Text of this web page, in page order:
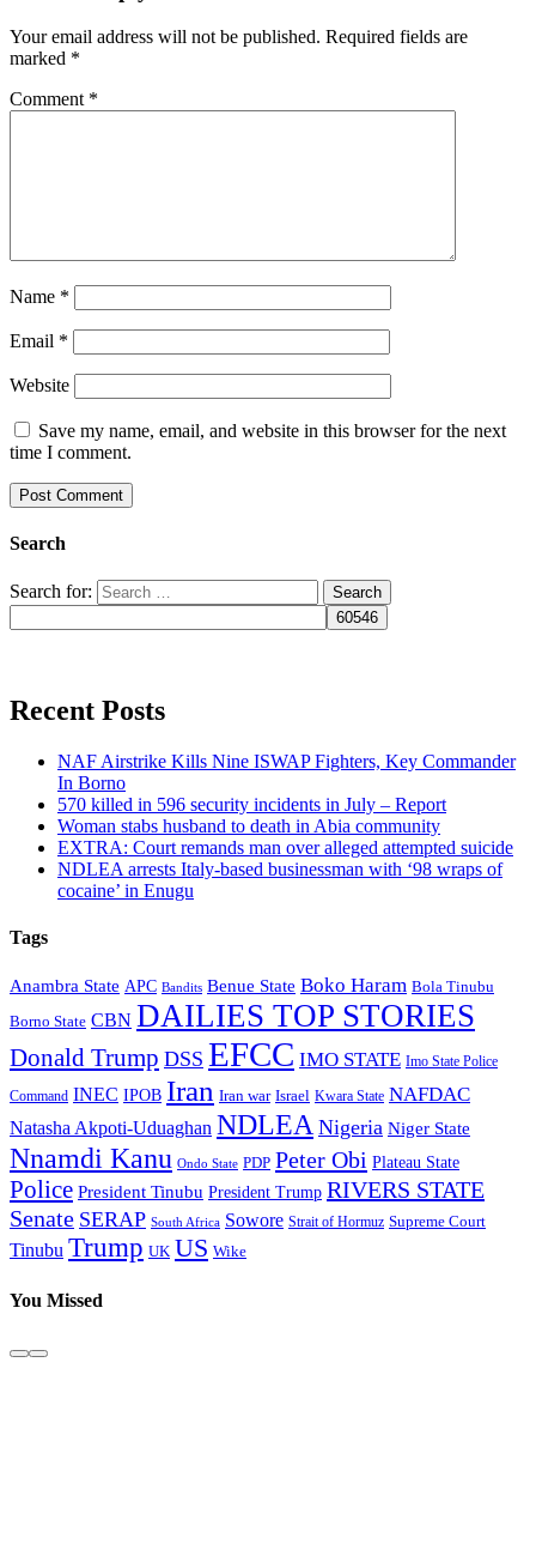
Your email address will not be published. Required fields are
marked *
Comment *
Name *
Email *
Website
Save my name, email, and website in this browser for the next
time I comment.
Search
Search for:
Recent Posts
NAF Airstrike Kills Nine ISWAP Fighters, Key Commander
In Borno
570 killed in 596 security incidents in July – Report
Woman stabs husband to death in Abia community
EXTRA: Court remands man over alleged attempted suicide
NDLEA arrests Italy-based businessman with ‘98 wraps of
cocaine’ in Enugu
Tags
Anambra State APC Bandits Benue State Boko Haram Bola Tinubu
Borno State CBN DAILIES TOP STORIES
Donald Trump DSS EFCC IMO STATE Imo State Police
Command INEC IPOB Iran Iran war Israel Kwara State NAFDAC
Natasha Akpoti-Uduaghan NDLEA Nigeria Niger State
Nnamdi Kanu Ondo State PDP Peter Obi Plateau State
Police President Tinubu President Trump RIVERS STATE
Senate SERAP South Africa Sowore Strait of Hormuz Supreme Court
Tinubu Trump UK US Wike
You Missed